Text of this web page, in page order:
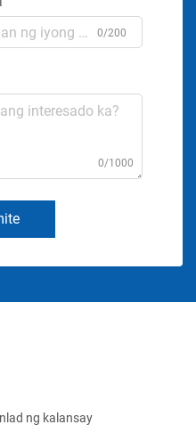
0/200
0/1000
ng kalansay